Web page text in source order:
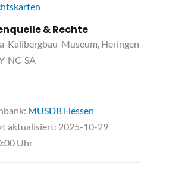
& Rechte
Kalibergbau-Museum, Heringen
NC-SA
MUSDB Hessen
aktualisiert: 2025-10-29
Uhr